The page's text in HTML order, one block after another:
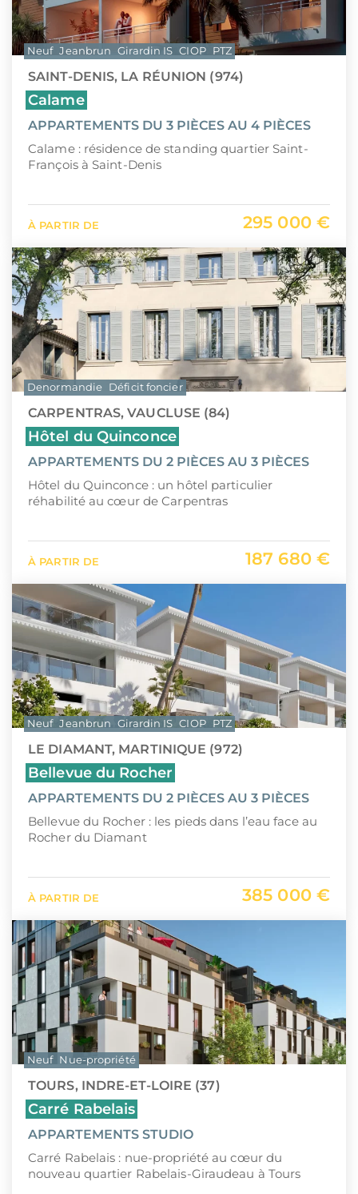
SAINT-DENIS, LA RÉUNION (974)
Calame
APPARTEMENTS DU 3 PIÈCES AU 4 PIÈCES
Calame : résidence de standing quartier Saint-
François à Saint-Denis
À PARTIR DE 295 000 €
Neuf Jeanbrun Girardin IS CIOP PTZ
CARPENTRAS, VAUCLUSE (84)
Hôtel du Quinconce
APPARTEMENTS DU 2 PIÈCES AU 3 PIÈCES
Hôtel du Quinconce : un hôtel particulier
réhabilité au cœur de Carpentras
À PARTIR DE 187 680 €
Denormandie Déficit foncier
LE DIAMANT, MARTINIQUE (972)
Bellevue du Rocher
APPARTEMENTS DU 2 PIÈCES AU 3 PIÈCES
Bellevue du Rocher : les pieds dans l’eau face au
Rocher du Diamant
À PARTIR DE 385 000 €
Neuf Jeanbrun Girardin IS CIOP PTZ
TOURS, INDRE-ET-LOIRE (37)
Carré Rabelais
APPARTEMENTS STUDIO
Carré Rabelais : nue-propriété au cœur du
nouveau quartier Rabelais-Giraudeau à Tours
Neuf Nue-propriété